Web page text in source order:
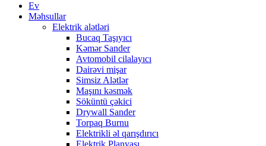
Ev
Məhsullar
Elektrik alətləri
Bucaq Taşıyıcı
Kəmər Sander
Avtomobil cilalayıcı
Dairəvi mişar
Simsiz Alətlər
Maşını kəsmək
Söküntü çəkici
Drywall Sander
Torpaq Burnu
Elektrikli əl qarışdırıcı
Elektrik Planyası